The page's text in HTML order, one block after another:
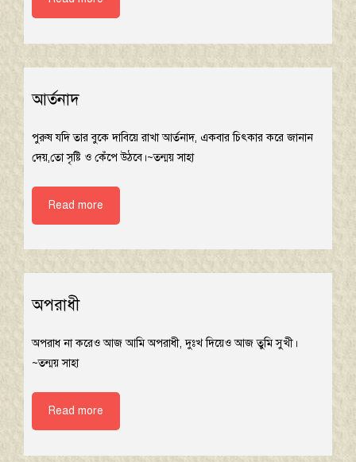
আর্তনাদ
পুরুষ যদি তার বুকে দাবিয়ে রাখা আর্তনাদ, একবার চিৎকার করে জানান
দেয়,তো সৃষ্টি ও কেঁপে উঠবে।~তন্ময় সাহা
Read more
অপরাধী
অপরাধ না করেও আজ আমি অপরাধী, দুঃখ দিয়েও আজ তুমি সুখী।
~তন্ময় সাহা
Read more